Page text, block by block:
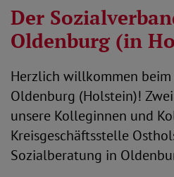
Der
Oldenburg (in
Herzlich willkommen
Oldenburg (Holstein)!
unsere Kolleginnen und
Kreisgeschäftsstelle
Sozialberatung in